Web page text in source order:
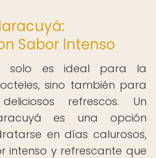
Sabor Intenso
solo es ideal para la
sino también para
refrescos. Un
es una opción
en días calurosos,
intenso y refrescante que